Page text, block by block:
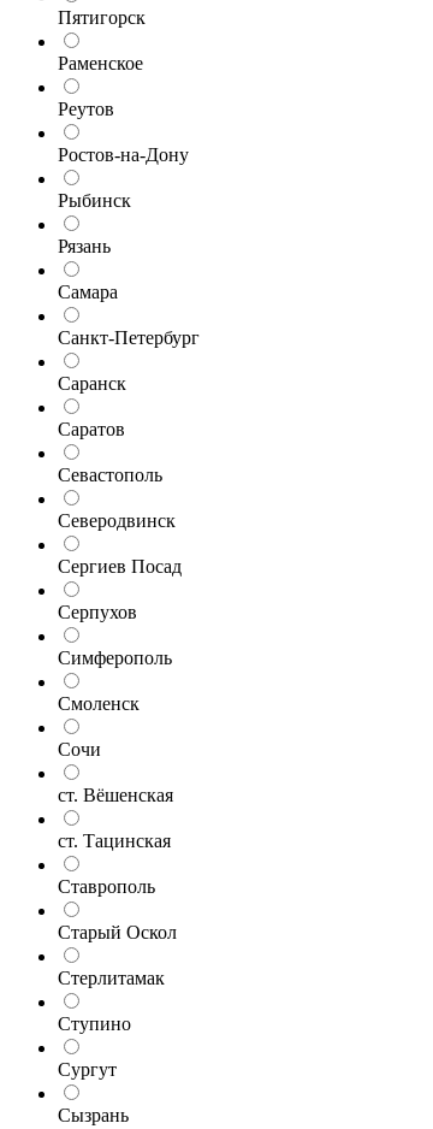
Пятигорск
Раменское
Реутов
Ростов-на-Дону
Рыбинск
Рязань
Самара
Санкт-Петербург
Саранск
Саратов
Севастополь
Северодвинск
Сергиев Посад
Серпухов
Симферополь
Смоленск
Сочи
ст. Вёшенская
ст. Тацинская
Ставрополь
Старый Оскол
Стерлитамак
Ступино
Сургут
Сызрань